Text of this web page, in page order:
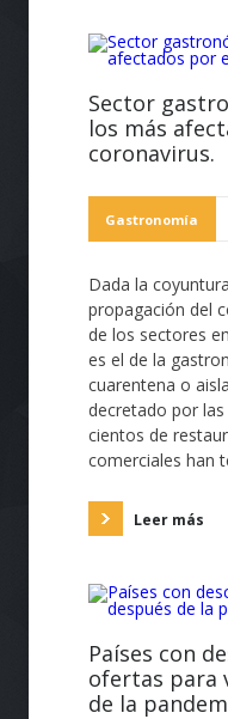
Sector
los más
coronavirus.
Gastronomía
Dada la
propagación del
de los sectores
es el de la
cuarentena o
decretado por
cientos de
comerciales han
Leer más
Países con
ofertas para
de la